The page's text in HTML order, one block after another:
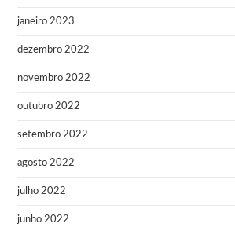
janeiro 2023
dezembro 2022
novembro 2022
outubro 2022
setembro 2022
agosto 2022
julho 2022
junho 2022